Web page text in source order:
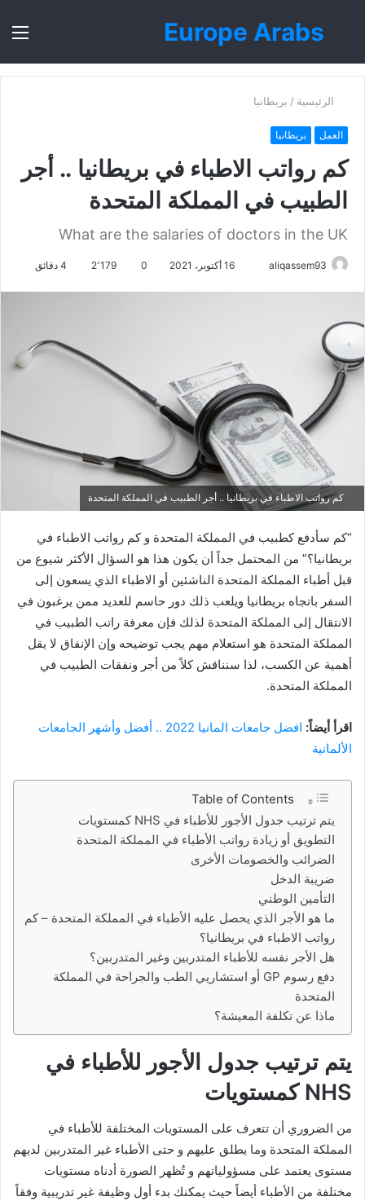
Europe Arabs
بحث
الرئيسية / بريطانيا
العمل بريطانيا
كم رواتب الاطباء في بريطانيا .. أجر
الطبيب في المملكة المتحدة
What are the salaries of doctors in the UK
aliqassem93 16 أكتوبر، 2021 0 2٬179
كم رواتب الاطباء في بريطانيا .. أجر الطبيب في المملكة المتحدة
“كم سأدفع كطبيب في المملكة المتحدة و كم رواتب الاطباء في
بريطانيا؟” من المحتمل جداً أن يكون هذا هو السؤال الأكثر شيوع من
قبل أطباء المملكة المتحدة الناشئين أو الاطباء الذي يسعون إلى
السفر باتجاه بريطانيا ويلعب ذلك دور حاسم للعديد ممن يرغبون في
الانتقال إلى المملكة المتحدة لذلك فإن معرفة راتب الطبيب في
المملكة المتحدة هو استعلام مهم يجب توضيحه وإن الإنفاق لا يقل
أهمية عن الكسب، لذا سنناقش كلاً من أجر ونفقات الطبيب في
المملكة المتحدة.
اقرأ أيضاً:
افضل جامعات المانيا 2022 .. أفضل وأشهر الجامعات
الألمانية
Table of Contents
يتم ترتيب جدول الأجور للأطباء في NHS كمستويات
التطويق أو زيادة رواتب الأطباء في المملكة المتحدة
الضرائب والخصومات الأخرى
ضريبة الدخل
التأمين الوطني
ما هو الأجر الذي يحصل عليه الأطباء في المملكة المتحدة – كم
رواتب الاطباء في بريطانيا؟
هل الأجر نفسه للأطباء المتدربين وغير المتدربين؟
دفع رسوم GP أو استشاريي الطب والجراحة في المملكة
المتحدة
ماذا عن تكلفة المعيشة؟
يتم ترتيب جدول الأجور للأطباء في
NHS كمستويات
من الضروري أن تتعرف على المستويات المختلفة للأطباء في
المملكة المتحدة وما يطلق عليهم و حتى الأطباء غير المتدربين لديهم
مستوى يعتمد على مسؤولياتهم و تُظهر الصورة أدناه مستويات
مختلفة من الأطباء أيضاً حيث يمكنك بدء أول وظيفة غير تدريبية وفقاً